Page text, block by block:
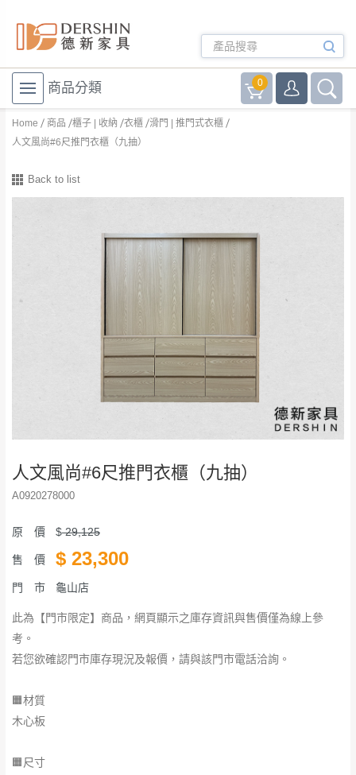
商品分類 0
Home 商品 櫃子 | 收納 衣櫃 滑門 | 推門式衣櫃
人文風尚#6尺推門衣櫃（九抽）
Back to list
人文風尚#6尺推門衣櫃（九抽）
A0920278000
原 價 $29,125
售 價 $ 23,300
門 市 龜山店
此為【門市限定】商品，網頁顯示之庫存資訊與售價僅為線上參
考。
若您欲確認門市庫存現況及報價，請與該門市電話洽詢。
🟧材質
木心板
🟧尺寸